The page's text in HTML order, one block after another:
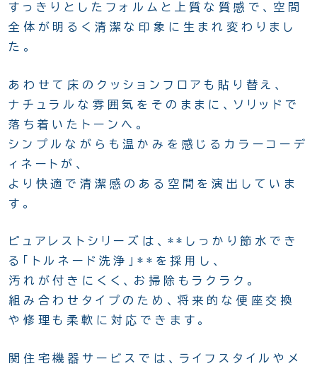
すっきりとしたフォルムと上質な質感で、空間
全体が明るく清潔な印象に生まれ変わりまし
た。
あわせて床のクッションフロアも貼り替え、
ナチュラルな雰囲気をそのままに、ソリッドで
落ち着いたトーンへ。
シンプルながらも温かみを感じるカラーコーデ
ィネートが、
より快適で清潔感のある空間を演出していま
す。
ピュアレストシリーズは、**しっかり節水でき
る「トルネード洗浄」**を採用し、
汚れが付きにくく、お掃除もラクラク。
組み合わせタイプのため、将来的な便座交換
や修理も柔軟に対応できます。
関住宅機器サービスでは、ライフスタイルやメ